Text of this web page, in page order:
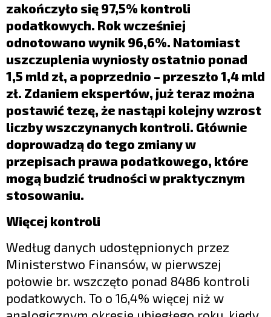
zakończyło się 97,5% kontroli
podatkowych. Rok wcześniej
odnotowano wynik 96,6%. Natomiast
uszczuplenia wyniosły ostatnio ponad
1,5 mld zł, a poprzednio – przeszło 1,4 mld
zł. Zdaniem ekspertów, już teraz można
postawić tezę, że nastąpi kolejny wzrost
liczby wszczynanych kontroli. Głównie
doprowadzą do tego zmiany w
przepisach prawa podatkowego, które
mogą budzić trudności w praktycznym
stosowaniu.
Więcej kontroli
Według danych udostępnionych przez
Ministerstwo Finansów, w pierwszej
połowie br. wszczęto ponad 8486 kontroli
podatkowych. To o 16,4% więcej niż w